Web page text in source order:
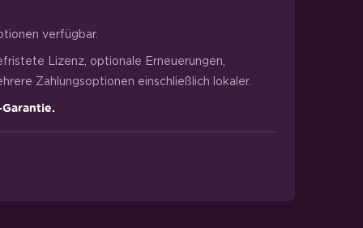
verfügbar.
Lizenz, optionale Erneuerungen,
Zahlungsoptionen einschließlich lokaler.